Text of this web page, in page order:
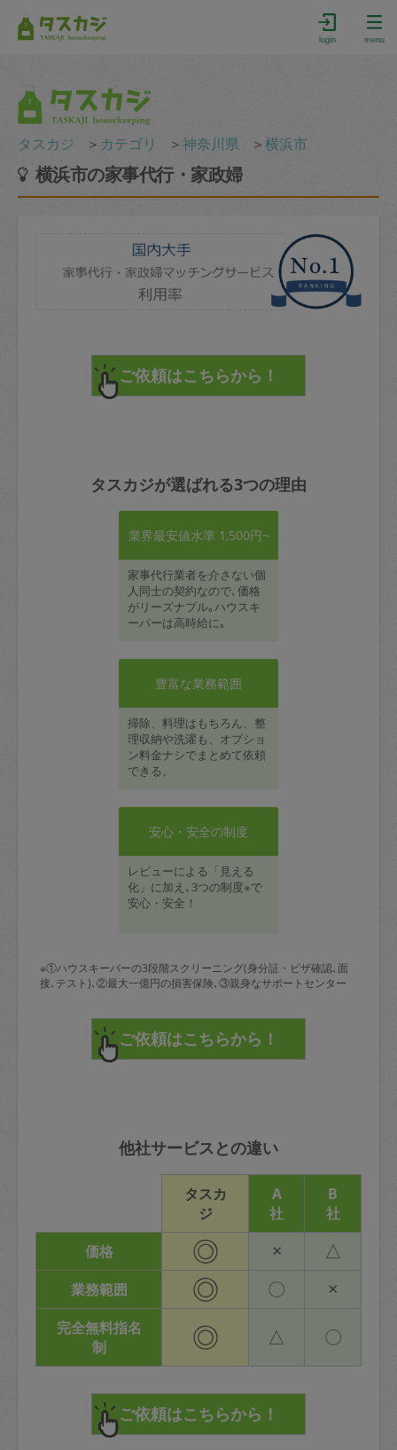
login menu
タスカジ ＞ カテゴリ ＞神奈川県 ＞横浜市
横浜市の家事代行・家政婦
タスカジが選ばれる3つの理由
業界最安値水準 1,500円~
家事代行業者を介さない個
人同士の契約なので､価格
がリーズナブル｡ハウスキ
ーパーは高時給に｡
豊富な業務範囲
掃除、料理はもちろん、整
理収納や洗濯も、オプショ
ン料金ナシでまとめて依頼
できる。
安心・安全の制度
レビューによる「見える
化」に加え､3つの制度※で
安心・安全！
※①ハウスキーパーの3段階スクリーニング(身分証・ビザ確認､面
接､テスト)､②最大一億円の損害保険､③親身なサポートセンター
他社サービスとの違い
タスカ
ジ
A
社
B
社
価格
◎ × △
業務範囲 ◎ 〇 ×
完全無料指名
制
◎ △ 〇